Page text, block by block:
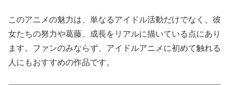
このアニメの魅力は、単なるアイドル活動だけでなく、彼
女たちの努力や葛藤、成長をリアルに描いている点にあり
ます。ファンのみならず、アイドルアニメに初めて触れる
人にもおすすめの作品です。